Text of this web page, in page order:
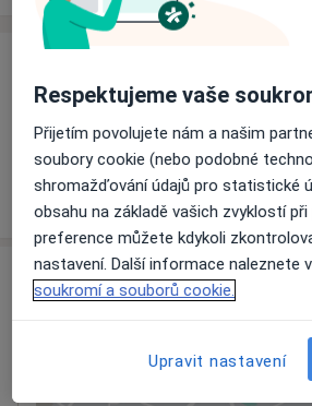
Informace o službách a cenách
Tento specialista ještě nepřidával
svých službách.
Adresa
U Ambulatoria 5, Olomouc77200
Respektujeme vaše
Přijetím povolujete nám a našim
soubory cookie (nebo podobné
shromažďování údajů pro statistické
obsahu na základě vašich zvyklostí při
preference můžete kdykoli
nastavení. Další informace naleznete v
soukromí a souborů cookie.
Upravit nastavení